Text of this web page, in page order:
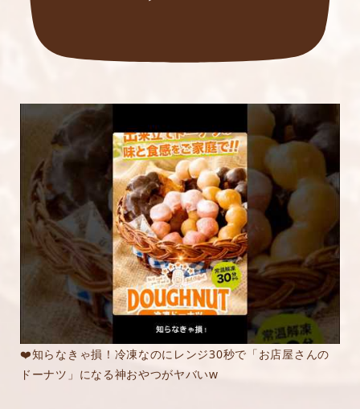
❤️知らなきゃ損！冷凍なのにレンジ30秒で「お店屋さんの
ドーナツ」になる神おやつがヤバいw